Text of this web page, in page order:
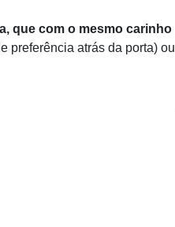
que com o mesmo carinho
preferência atrás da porta) ou